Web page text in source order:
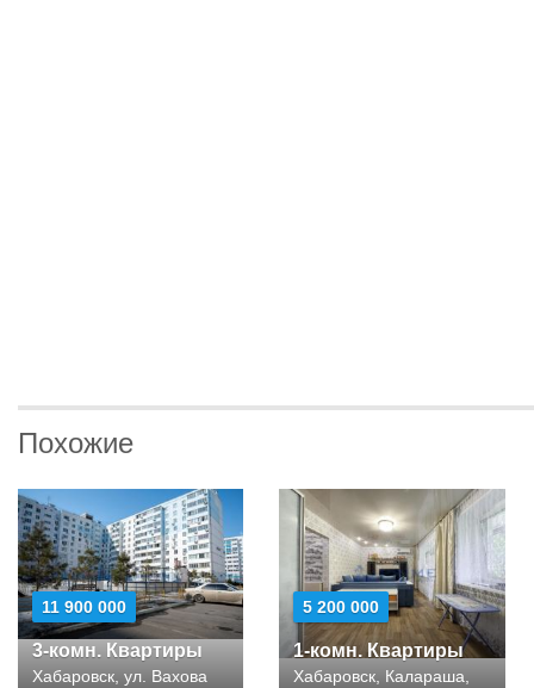
Похожие
11 900 000
3-комн. Квартиры
Хабаровск, ул. Вахова
5 200 000
1-комн. Квартиры
Хабаровск, Калараша,